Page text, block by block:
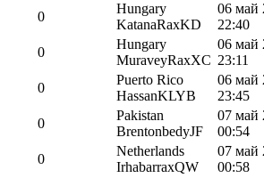
0
Hungary
KatanaRaxKD
06 май
22:40
0
Hungary
MuraveyRaxXC
06 май
23:11
0
Puerto Rico
HassanKLYB
06 май
23:45
0
Pakistan
BrentonbedyJF
07 май
00:54
0
Netherlands
IrhabarraxQW
07 май
00:58